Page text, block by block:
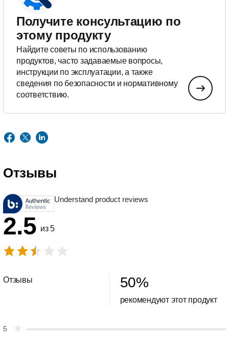
Получите консультацию по
этому продукту
Найдите советы по использованию
продуктов, часто задаваемые вопросы,
инструкции по эксплуатации, а также
сведения по безопасности и нормативному
соответствию.
Отзывы
Understand product reviews
2.5 из 5
Отзывы 50%
рекомендуют этот продукт
5